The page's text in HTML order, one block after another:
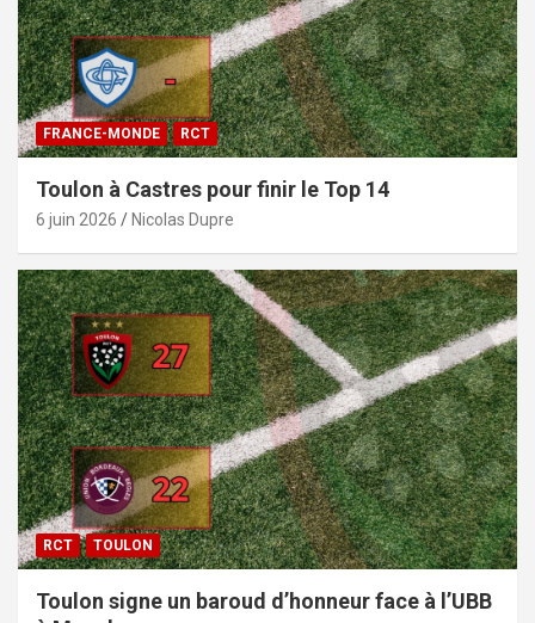
FRANCE-MONDE RCT
Toulon à Castres pour finir le Top 14
6 juin 2026 Nicolas Dupre
RCT TOULON
Toulon signe un baroud d’honneur face à l’UBB